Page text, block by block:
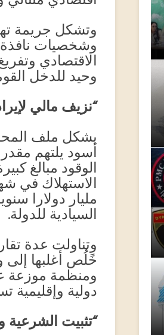
وتشكل جريمة
وشخصيات نافذة
الاقتصادي
وحيد للدخل
“نزيف مالي
يشكل ملف
أسود يلتهم
الوقود مبالغ
مليار دولارا
السيادية للدولة.
وتناولت عدة
خًلُص أغلبها
ومنظمة موزعة
دولية وإقليمية
“تثبيت الشرعية